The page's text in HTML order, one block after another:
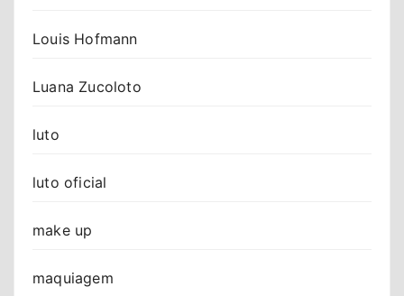
Louis Hofmann
Luana Zucoloto
luto
luto oficial
make up
maquiagem